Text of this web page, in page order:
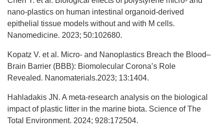
nano-plastics on human intestinal organoid-derived
epithelial tissue models without and with M cells.
Nanomedicine. 2023; 50:102680.
Kopatz V. et al. Micro- and Nanoplastics Breach the Blood–
Brain Barrier (BBB): Biomolecular Corona’s Role
Revealed. Nanomaterials.2023; 13:1404.
Hahladakis JN. A meta-research analysis on the biological
impact of plastic litter in the marine biota. Science of The
Total Environment. 2024; 928:172504.